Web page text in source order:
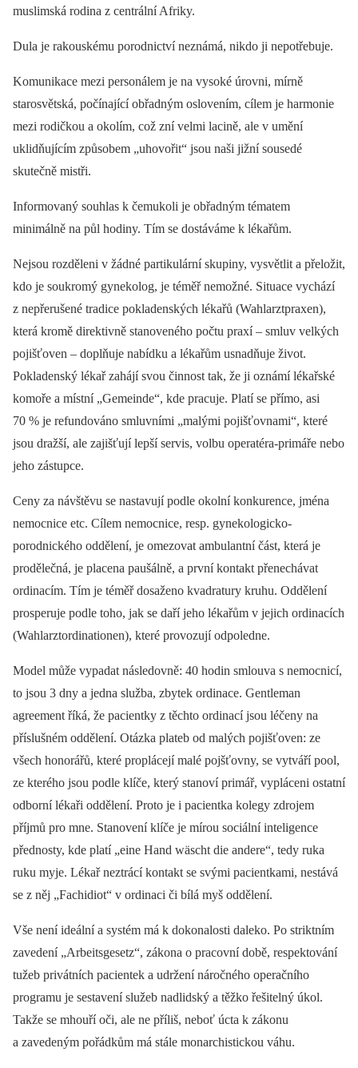
muslimská rodina z centrální Afriky.
Dula je rakouskému porodnictví neznámá, nikdo ji nepotřebuje.
Komunikace mezi personálem je na vysoké úrovni, mírně
starosvětská, počínající obřadným oslovením, cílem je harmonie
mezi rodičkou a okolím, což zní velmi lacině, ale v umění
uklidňujícím způsobem „uhovořit“ jsou naši jižní sousedé
skutečně mistři.
Informovaný souhlas k čemukoli je obřadným tématem
minimálně na půl hodiny. Tím se dostáváme k lékařům.
Nejsou rozděleni v žádné partikulární skupiny, vysvětlit a přeložit,
kdo je soukromý gynekolog, je téměř nemožné. Situace vychází
z nepřerušené tradice pokladenských lékařů (Wahlarztpraxen),
která kromě direktivně stanoveného počtu praxí –⁠ smluv velkých
pojišťoven –⁠ doplňuje nabídku a lékařům usnadňuje život.
Pokladenský lékař zahájí svou činnost tak, že ji oznámí lékařské
komoře a místní „Gemeinde“, kde pracuje. Platí se přímo, asi
70 % je refundováno smluvními „malými pojišťovnami“, které
jsou dražší, ale zajišťují lepší servis, volbu operatéra-primáře nebo
jeho zástupce.
Ceny za návštěvu se nastavují podle okolní konkurence, jména
nemocnice etc. Cílem nemocnice, resp. gynekologicko-
porodnického oddělení, je omezovat ambulantní část, která je
prodělečná, je placena paušálně, a první kontakt přenechávat
ordinacím. Tím je téměř dosaženo kvadratury kruhu. Oddělení
prosperuje podle toho, jak se daří jeho lékařům v jejich ordinacích
(Wahlarztordinationen), které provozují odpoledne.
Model může vypadat následovně: 40 hodin smlouva s nemocnicí,
to jsou 3 dny a jedna služba, zbytek ordinace. Gentleman
agreement říká, že pacientky z těchto ordinací jsou léčeny na
příslušném oddělení. Otázka plateb od malých pojišťoven: ze
všech honorářů, které proplácejí malé pojšťovny, se vytváří pool,
ze kterého jsou podle klíče, který stanoví primář, vypláceni ostatní
odborní lékaři oddělení. Proto je i pacientka kolegy zdrojem
příjmů pro mne. Stanovení klíče je mírou sociální inteligence
přednosty, kde platí „eine Hand wäscht die andere“, tedy ruka
ruku myje. Lékař neztrácí kontakt se svými pacientkami, nestává
se z něj „Fachidiot“ v ordinaci či bílá myš oddělení.
Vše není ideální a systém má k dokonalosti daleko. Po striktním
zavedení „Arbeitsgesetz“, zákona o pracovní době, respektování
tužeb privátních pacientek a udržení náročného operačního
programu je sestavení služeb nadlidský a těžko řešitelný úkol.
Takže se mhouří oči, ale ne příliš, neboť úcta k zákonu
a zavedeným pořádkům má stále monarchistickou váhu.